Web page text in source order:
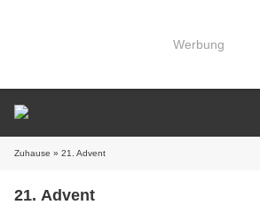
Werbung
Zuhause » 21. Advent
21. Advent